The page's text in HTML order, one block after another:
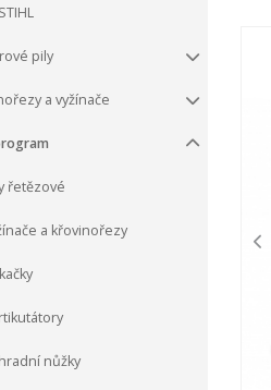
pily
a vyžínače
řetězové
a křovinořezy
nůžky